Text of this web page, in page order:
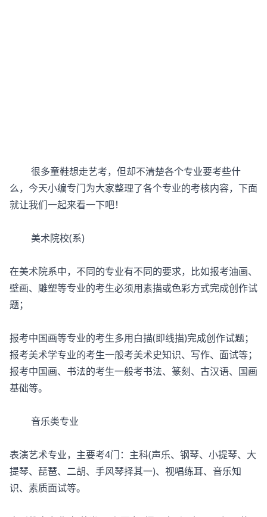
很多童鞋想走艺考，但却不清楚各个专业要考些什
么，今天小编专门为大家整理了各个专业的考核内容，下面
就让我们一起来看一下吧！
美术院校(系)
在美术院系中，不同的专业有不同的要求，比如报考油画、
壁画、雕塑等专业的考生必须用素描或色彩方式完成创作试
题；
报考中国画等专业的考生多用白描(即线描)完成创作试题；
报考美术学专业的考生一般考美术史知识、写作、面试等；
报考中国画、书法的考生一般考书法、篆刻、古汉语、国画
基础等。
音乐类专业
表演艺术专业，主要考4门：主科(声乐、钢琴、小提琴、大
提琴、琵琶、二胡、手风琴择其一)、视唱练耳、音乐知
识、素质面试等。